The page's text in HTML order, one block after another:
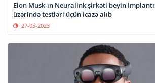
Elon Musk-ın Neuralink şirkəti beyin
üzərində testləri üçün icazə alıb
27-05-2023